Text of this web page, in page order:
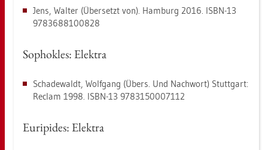
Jens, Wal­ter (Über­setzt von). Ham­burg 2016. ISBN-13
9783688100828
So­pho­kles: Elek­tra
Scha­de­waldt, Wolf­gang (Übers. Und Nach­wort) Stutt­gart:
Re­clam 1998. ISBN-13 9783150007112
Eu­ri­pi­des: Elek­tra